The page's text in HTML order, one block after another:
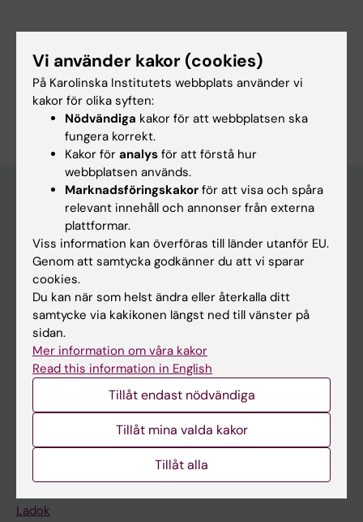
Anestesi och intensivvård
Är du Elisabeth Andersson?
Redigera din profil
Huvudmeny
Utbildning
Forskarutbildning
Forskning
Om KI
Nyheter
Kalender
Student
Ladok
Vi använder kakor (cookies)
På Karolinska Institutets webbplats använder vi
kakor för olika syften:
Nödvändiga kakor för att webbplatsen ska
fungera korrekt.
Kakor för analys för att förstå hur
webbplatsen används.
Marknadsföringskakor för att visa och spåra
relevant innehåll och annonser från externa
plattformar.
Viss information kan överföras till länder utanför EU.
Genom att samtycka godkänner du att vi sparar
cookies.
Du kan när som helst ändra eller återkalla ditt
samtycke via kakikonen längst ned till vänster på
sidan.
Mer information om våra kakor
Read this information in English
Tillåt endast nödvändiga
Tillåt mina valda kakor
Tillåt alla